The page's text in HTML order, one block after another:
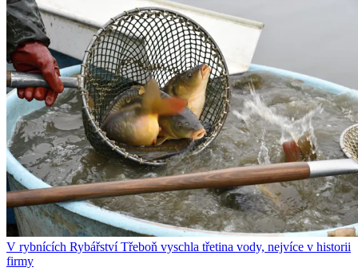
V rybnících Rybářství Třeboň vyschla třetina vody, nejvíce v historii
firmy